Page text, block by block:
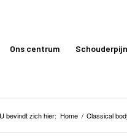
Ons centrum Schouderpijn
U bevindt zich hier: Home / Classical